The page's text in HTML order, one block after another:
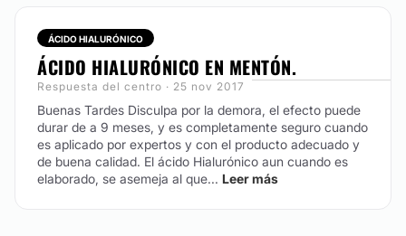
ÁCIDO HIALURÓNICO
ÁCIDO HIALURÓNICO EN MENTÓN.
Respuesta del centro · 25 nov 2017
Buenas Tardes Disculpa por la demora, el efecto puede
durar de a 9 meses, y es completamente seguro cuando
es aplicado por expertos y con el producto adecuado y
de buena calidad. El ácido Hialurónico aun cuando es
elaborado, se asemeja al que... Leer más